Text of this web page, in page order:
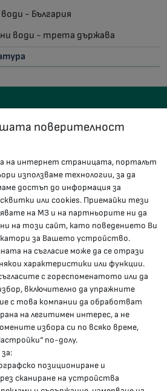
- България
води - трета държава
„Света Неделя“ №5
МРЕЖИ
поверителност
на интернет страницата, порталът
използваме технологии, за да
достъп до информация за
или cookies. Приемайки тези
на МЗ и на партньорите ни да
на този сайт, като поведението Ви
за Вашето устройство.
на съгласие може да се отрази
характеристики или функции.
с гореспоменатото или да
включително да упражните
с това компании да обработват
на легитимен интерес, а не
избора си по всяко време,
по-долу.
позициониране и
сканиране на устройства